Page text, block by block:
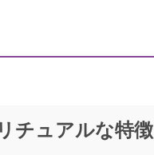
チュアルな特徴